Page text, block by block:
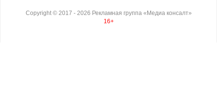
Copyright © 2017 - 2026 Рекламная группа «Медиа консалт»
16+